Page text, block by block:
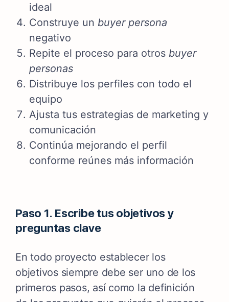
ideal
Construye un buyer persona
negativo
Repite el proceso para otros buyer
personas
Distribuye los perfiles con todo el
equipo
Ajusta tus estrategias de marketing y
comunicación
Continúa mejorando el perfil
conforme reúnes más información
Paso 1. Escribe tus objetivos y
preguntas clave
En todo proyecto establecer los
objetivos siempre debe ser uno de los
primeros pasos, así como la definición